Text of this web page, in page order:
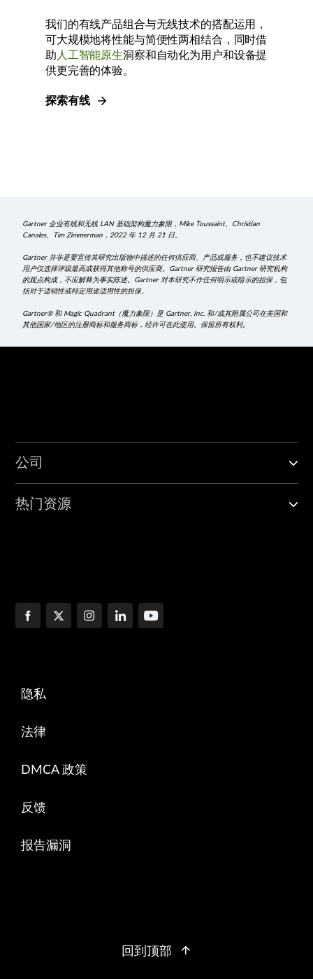
我们的有线产品组合与无线技术的搭配运用，
可大规模地将性能与简便性两相结合，同时借
助人工智能原生洞察和自动化为用户和设备提
供更完善的体验。
探索有线
Gartner 企业有线和无线 LAN 基础架构魔力象限，Mike Toussaint、Christian
Canales、Tim Zimmerman，2022 年 12 月 21 日。
Gartner 并非是要宣传其研究出版物中描述的任何供应商、产品或服务，也不建议技术
用户仅选择评级最高或获得其他称号的供应商。Gartner 研究报告由 Gartner 研究机构
的观点构成，不应解释为事实陈述。Gartner 对本研究不作任何明示或暗示的担保，包
括对于适销性或特定用途适用性的担保。
Gartner® 和 Magic Quadrant（魔力象限）是 Gartner, Inc. 和/或其附属公司在美国和
其他国家/地区的注册商标和服务商标，经许可在此使用。保留所有权利。
公司
热门资源
隐私
法律
DMCA 政策
反馈
报告漏洞
回到顶部